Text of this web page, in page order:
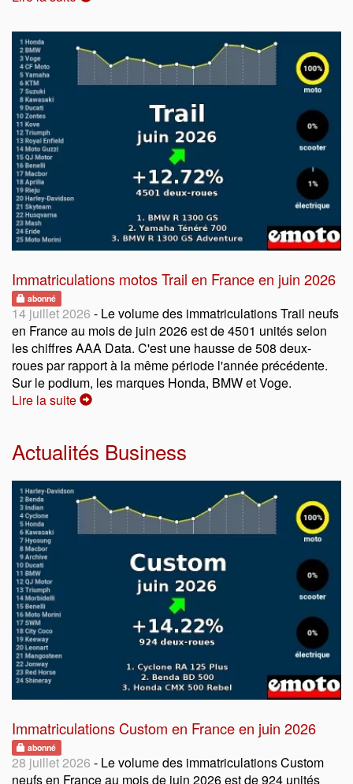
Immatriculations motos Trail en France en juin 2026
abonné
14 juillet 2026 - Le volume des immatriculations Trail neufs
en France au mois de juin 2026 est de 4501 unités selon
les chiffres AAA Data. C'est une hausse de 508 deux-
roues par rapport à la même période l'année précédente.
Sur le podium, les marques Honda, BMW et Voge.
Lire la suite
Actualités Business
Immatriculations Custom en France en juin 2026
abonné
28 juillet 2026 - Le volume des immatriculations Custom
neufs en France au mois de juin 2026 est de 924 unités